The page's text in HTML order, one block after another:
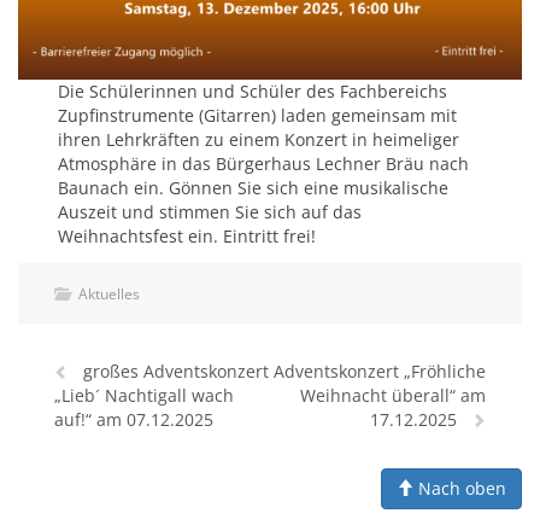
Die Schülerinnen und Schüler des Fachbereichs
Zupfinstrumente (Gitarren) laden gemeinsam mit
ihren Lehrkräften zu einem Konzert in heimeliger
Atmosphäre in das Bürgerhaus Lechner Bräu nach
Baunach ein. Gönnen Sie sich eine musikalische
Auszeit und stimmen Sie sich auf das
Weihnachtsfest ein. Eintritt frei!
Aktuelles
großes Adventskonzert
„Lieb´ Nachtigall wach
auf!“ am 07.12.2025
Adventskonzert „Fröhliche
Weihnacht überall“ am
17.12.2025
Nach oben